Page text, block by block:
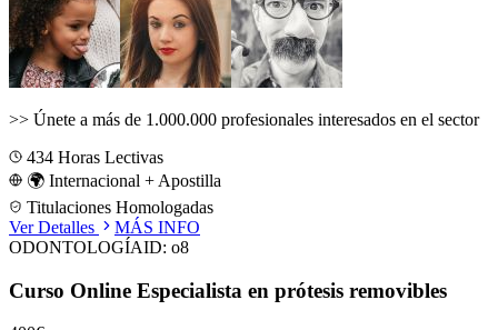
>> Únete a más de 1.000.000 profesionales interesados en el sector
434 Horas Lectivas
🌍 Internacional + Apostilla
Titulaciones Homologadas
Ver Detalles
MÁS INFO
ODONTOLOGÍAID: o8
Curso Online Especialista en prótesis removibles